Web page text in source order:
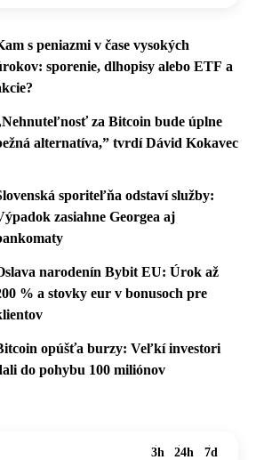
s peniazmi v čase vysokých
sporenie, dlhopisy alebo ETF a
za Bitcoin bude úplne
alternatíva,” tvrdí Dávid Kokavec
sporiteľňa odstaví služby:
zasiahne Georgea aj
narodenín Bybit EU: Úrok až
% a stovky eur v bonusoch pre
opúšťa burzy: Veľkí investori
do pohybu 100 miliónov
3h 24h 7d